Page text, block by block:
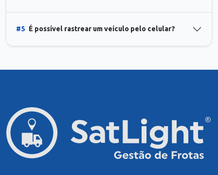
#5 É possível rastrear um veículo pelo celular?